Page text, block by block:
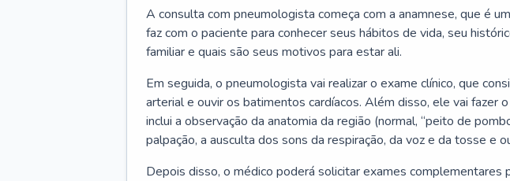
A consulta com pneumologista começa com a anamnese, que é
faz com o paciente para conhecer seus hábitos de vida, seu
familiar e quais são seus motivos para estar ali.
Em seguida, o pneumologista vai realizar o exame clínico, que
arterial e ouvir os batimentos cardíacos. Além disso, ele vai fazer
inclui a observação da anatomia da região (normal, “peito de
palpação, a ausculta dos sons da respiração, da voz e da tosse e
Depois disso, o médico poderá solicitar exames complementares